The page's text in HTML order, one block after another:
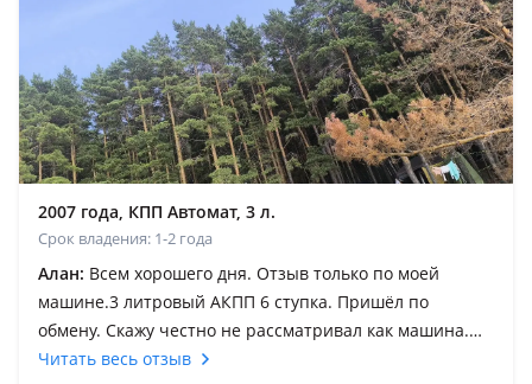
2007 года, КПП Автомат, 3 л.
Срок владения: 1-2 года
Алан: Всем хорошего дня. Отзыв только по моей
машине.3 литровый АКПП 6 ступка. Пришёл по
обмену. Скажу честно не рассматривал как машина.
Но взяв его и вложив 300к на расходы. Езжу везде и
Читать весь отзыв